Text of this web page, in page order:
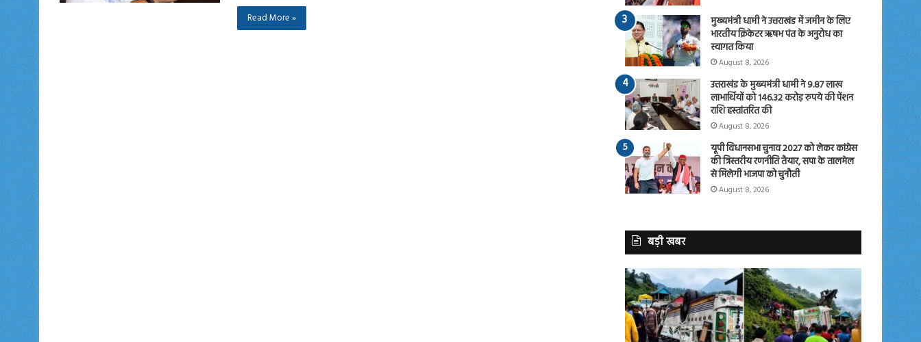
Read More »
मुख्यमंत्री धामी ने उत्तराखंड में जमीन के लिए
भारतीय क्रिकेटर ऋषभ पंत के अनुरोध का
स्वागत किया
August 8, 2026
उत्तराखंड के मुख्यमंत्री धामी ने 9.87 लाख
लाभार्थियों को 146.32 करोड़ रुपये की पेंशन
राशि हस्तांतरित की
August 8, 2026
यूपी विधानसभा चुनाव 2027 को लेकर कांग्रेस
की त्रिस्तरीय रणनीति तैयार, सपा के तालमेल
से मिलेगी भाजपा को चुनौती
August 8, 2026
बड़ी खबर